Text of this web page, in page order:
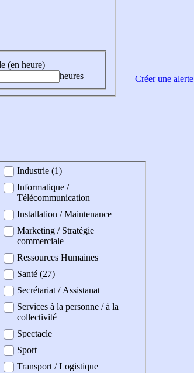
(en heure)
heures
Industrie (1)
Informatique /
Télécommunication
Installation / Maintenance
Marketing / Stratégie
commerciale
Ressources Humaines
Santé (27)
Secrétariat / Assistanat
Services à la personne / à la
collectivité
Spectacle
Sport
Transport / Logistique
Créer une alerte